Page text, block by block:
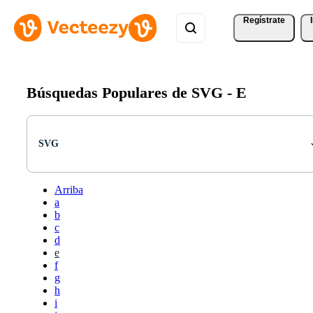
Regístrate
Búsquedas Populares de SVG - E
SVG
Arriba
a
b
c
d
e
f
g
h
i